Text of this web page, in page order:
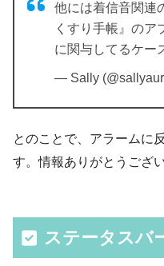
他には着信音関連
くすり手帳』のア
に関与してるケー
— Sally
とのことで、アラームに
す。情報ありがとうござ
ステータスバ